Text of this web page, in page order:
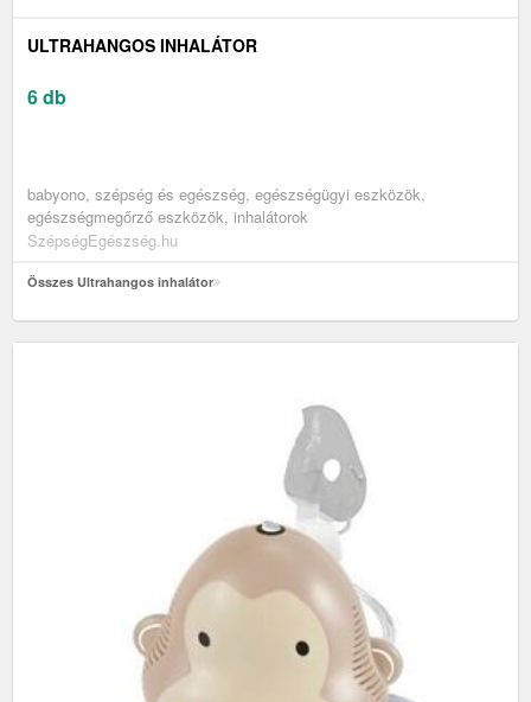
ULTRAHANGOS INHALÁTOR
6 db
babyono, szépség és egészség, egészségügyi eszközök,
egészségmegőrző eszközök, inhalátorok
SzépségEgészség.hu
Összes Ultrahangos inhalátor